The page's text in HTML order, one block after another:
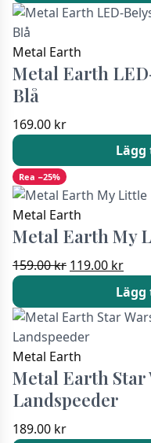
Metal Earth
Metal Earth
Blå
169.00 kr
Rea −25%
Metal Earth
Metal Earth My
159.00kr Det
ursprungliga
priset
var:
159.00 kr.
119.00 krDet
är:
Metal Earth
Metal Earth Star
Landspeeder
189.00 kr